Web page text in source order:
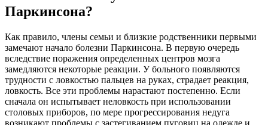
Паркинсона?
Как правило, члены семьи и близкие родственники первыми
замечают начало болезни Паркинсона. В первую очередь
вследствие поражения определенных центров мозга
замедляются некоторые реакции. У больного появляются
трудности с ловкостью пальцев на руках, страдает реакция,
ловкость. Все эти проблемы нарастают постепенно. Если
сначала он испытывает неловкость при использовании
столовых приборов, по мере прогрессирования недуга